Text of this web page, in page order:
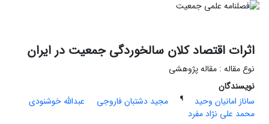
اثرات اقتصاد کلان سالخوردگی جمعیت در ایران
نوع مقاله : مقاله پژوهشی
نویسندگان
ساناز امانیان وحید
¶ مجید دشتبان فاروجی
عبدالله خوشنودی
محمد علی نژاد مفرد